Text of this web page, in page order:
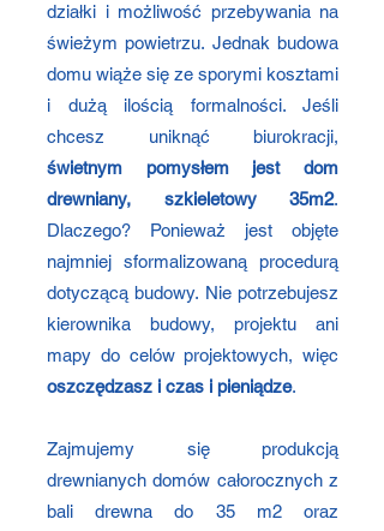
działki i możliwość przebywania na
świeżym powietrzu. Jednak budowa
domu wiąże się ze sporymi kosztami
i dużą ilością formalności. Jeśli
chcesz uniknąć biurokracji,
świetnym pomysłem jest dom
drewniany, szkieletowy 35m2.
Dlaczego? Ponieważ jest objęte
najmniej sformalizowaną procedurą
dotyczącą budowy. Nie potrzebujesz
kierownika budowy, projektu ani
mapy do celów projektowych, więc
oszczędzasz i czas i pieniądze.
​Zajmujemy się produkcją
drewnianych domów całorocznych z
bali drewna do 35 m2 oraz